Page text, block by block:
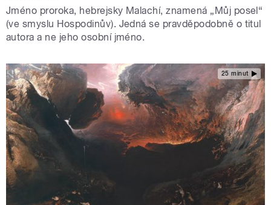
Jméno proroka, hebrejsky Malachí, znamená „Můj posel“
(ve smyslu Hospodinův). Jedná se pravděpodobně o titul
autora a ne jeho osobní jméno.
25 minut